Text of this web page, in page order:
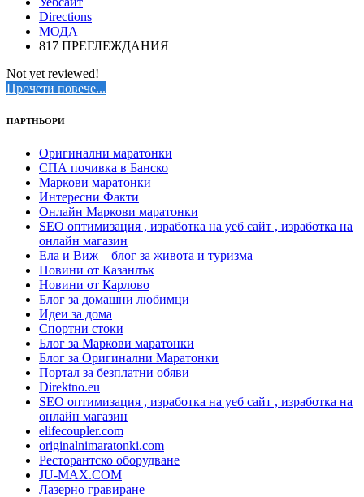
Directions
МОДА
817 ПРЕГЛЕЖДАНИЯ
Not yet reviewed!
Прочети повече...
ПАРТНЬОРИ
Оригинални маратонки
СПА почивка в Банско
Маркови маратонки
Интересни Факти
Онлайн Маркови маратонки
SEO оптимизация , изработка на уеб сайт , изработка на
онлайн магазин
Ела и Виж – блог за живота и туризма
Новини от Казанлък
Новини от Карлово
Блог за домашни любимци
Идеи за дома
Спортни стоки
Блог за Маркови маратонки
Блог за Оригинални Маратонки
Портал за безплатни обяви
Direktno.eu
SEO оптимизация , изработка на уеб сайт , изработка на
онлайн магазин
elifecoupler.com
originalnimaratonki.com
Ресторантско оборудване
JU-MAX.COM
Лазерно гравиране